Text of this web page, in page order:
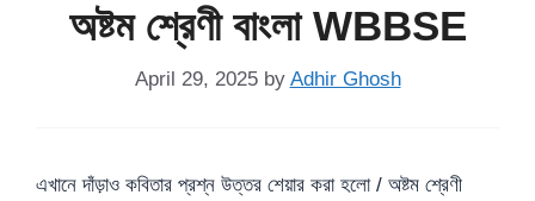
অষ্টম শ্রেণী বাংলা WBBSE
April 29, 2025 by Adhir Ghosh
এখানে দাঁড়াও কবিতার প্রশ্ন উত্তর শেয়ার করা হলো / অষ্টম শ্রেণী